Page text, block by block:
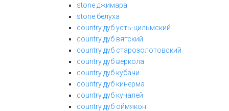
stone джимара
stone белуха
country дуб усть-цильмский
country дуб вятский
country дуб старозолотовский
country дуб веркола
country дуб кубачи
country дуб кинерма
country дуб куналей
country дуб оймякон